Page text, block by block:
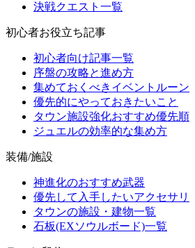
決戦クエスト一覧
初心者お役立ち記事
初心者向け記事一覧
序盤の攻略と進め方
集めておくべきイベントルーン
優先的にやっておきたいこと
タウン施設強化おすすめ優先順
ジュエルの効率的な集め方
装備/施設
神進化のおすすめ武器
優先して入手したいアクセサリ
タウンの施設・建物一覧
石板(EXソウルボード)一覧